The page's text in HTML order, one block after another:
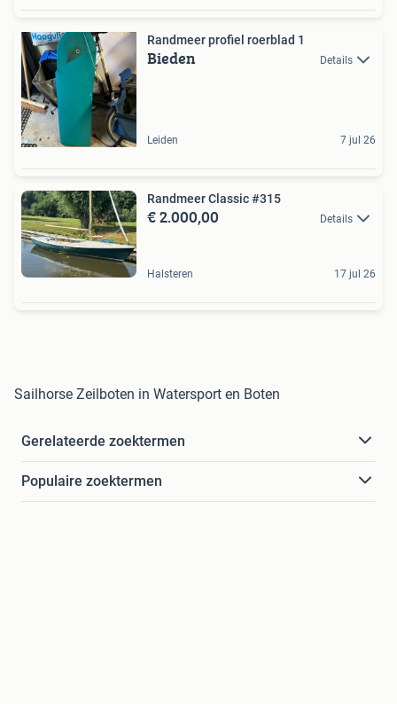
Randmeer profiel roerblad 1
Bieden Details
Leiden 7 jul 26
Randmeer Classic #315
€ 2.000,00 Details
Halsteren 17 jul 26
Sailhorse Zeilboten in Watersport en Boten
Gerelateerde zoektermen
Populaire zoektermen